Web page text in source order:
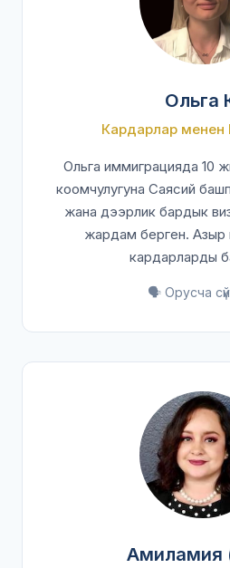
Ольга
Кардарлар менен
Ольга иммиграцияда 10
коомчулугуна Саясий
жана дээрлик бардык
жардам берген. Азыр
кардарларды
🗣️ Орусча
Амиламия